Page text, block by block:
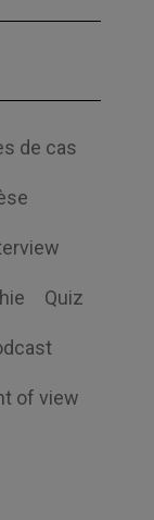
de cas
Quiz
of view